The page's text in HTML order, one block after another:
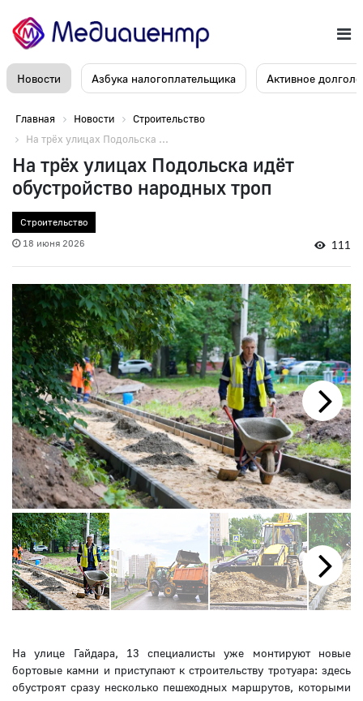
Новости Азбука налогоплательщика Активное
Главная Новости
Строительство
На трёх улицах Подольска ...
На трёх улицах Подольска идёт
обустройство народных троп
Строительство
18 июня 2026
111
Next
Next
На улице Гайдара, 13 специалисты уже монтируют новые
бортовые камни и приступают к строительству тротуара: здесь
обустроят сразу несколько пешеходных маршрутов, которыми